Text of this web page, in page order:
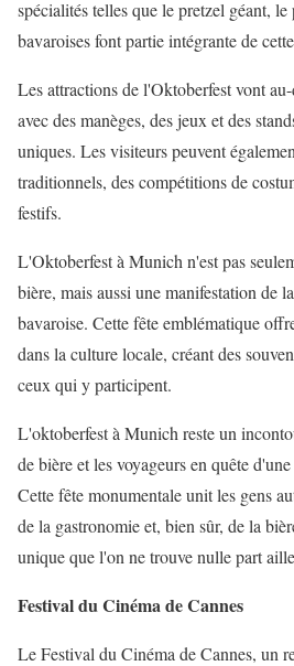
spécialités telles que le pretzel géant,
bavaroises font partie intégrante de
Les attractions de l'Oktoberfest vont
avec des manèges, des jeux et des
uniques. Les visiteurs peuvent
traditionnels, des compétitions de
festifs.
L'Oktoberfest à Munich n'est pas
bière, mais aussi une manifestation de
bavaroise. Cette fête emblématique
dans la culture locale, créant des
ceux qui y participent.
L'oktoberfest à Munich reste un
de bière et les voyageurs en quête
Cette fête monumentale unit les gens
de la gastronomie et, bien sûr, de la
unique que l'on ne trouve nulle part
Festival du Cinéma de Cannes
Le Festival du Cinéma de Cannes, un